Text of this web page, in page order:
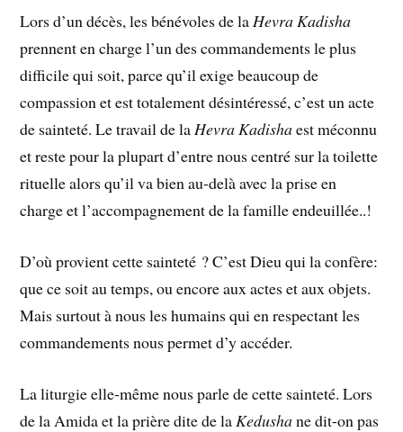
Lors d’un décès, les bénévoles de laHevra Kadisha
prennent en charge l’un des commandements le plus
difficile qui soit, parce qu’il exige beaucoup de
compassion et est totalement désintéressé, c’est un acte
de sainteté. Le travail de laHevra Kadishaest méconnu
et reste pour la plupart d’entre nous centré sur la toilette
rituelle alors qu’il va bien au-delà avec la prise en
charge et l’accompagnement de la famille endeuillée..!
D’où provient cette sainteté ? C’est Dieu qui la confère:
que ce soit au temps, ou encore aux actes et aux objets.
Mais surtout à nous les humains qui en respectant les
commandements nous permet d’y accéder.
La liturgie elle-même nous parle de cette sainteté. Lors
de la Amida et la prière dite de la Kedushane dit-on pas